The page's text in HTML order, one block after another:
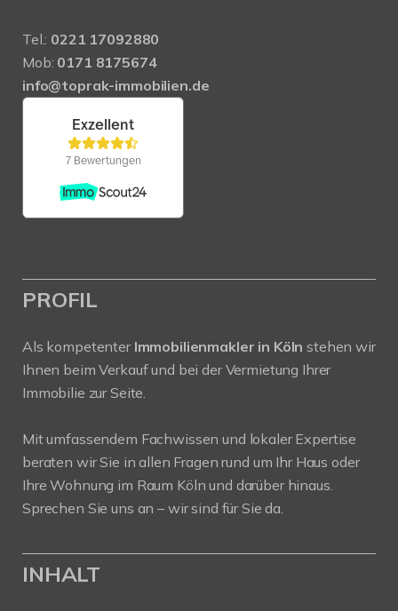
Tel.: 0221 17092880
Mob: 0171 8175674
info@toprak-immobilien.de
PROFIL
Als kompetenter Immobilienmakler in Köln stehen wir
Ihnen beim Verkauf und bei der Vermietung Ihrer
Immobilie zur Seite.
Mit umfassendem Fachwissen und lokaler Expertise
beraten wir Sie in allen Fragen rund um Ihr Haus oder
Ihre Wohnung im Raum Köln und darüber hinaus.
Sprechen Sie uns an – wir sind für Sie da.
INHALT